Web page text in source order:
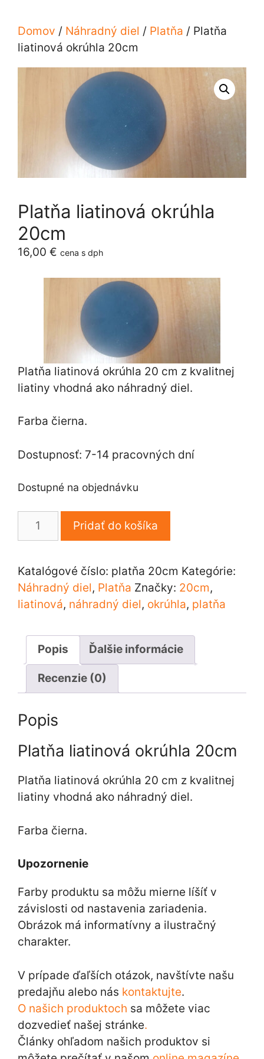
Domov / Náhradný diel / Platňa / Platňa
liatinová okrúhla 20cm
Platňa liatinová okrúhla
20cm
16,00 € cena s dph
Platňa liatinová okrúhla 20 cm z kvalitnej
liatiny vhodná ako náhradný diel.
Farba čierna.
Dostupnosť: 7-14 pracovných dní
Dostupné na objednávku
množstvo
okrúhla
20cm
Pridať do košíka
Katalógové číslo: platňa 20cm Kategórie:
Náhradný diel, Platňa Značky: 20cm,
liatinová, náhradný diel, okrúhla, platňa
Popis Ďalšie informácie
Recenzie (0)
Popis
Platňa liatinová okrúhla 20cm
Platňa liatinová okrúhla 20 cm z kvalitnej
liatiny vhodná ako náhradný diel.
Farba čierna.
Upozornenie
Farby produktu sa môžu mierne líšíť v
závislosti od nastavenia zariadenia.
Obrázok má informatívny a ilustračný
charakter.
V prípade ďaľších otázok, navštívte našu
predajňu alebo nás kontaktujte.
O našich produktoch sa môžete viac
dozvedieť našej stránke.
Články ohľadom našich produktov si